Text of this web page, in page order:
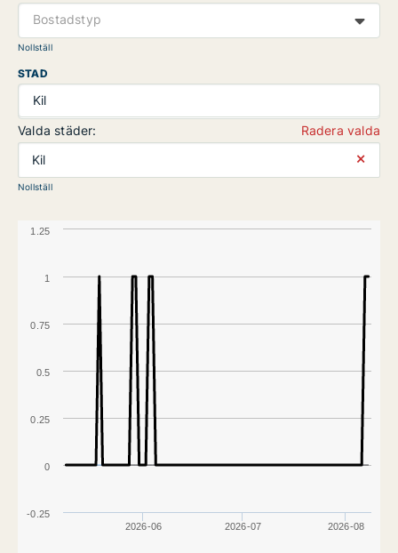
Bostadstyp
Nollställ
STAD
Kil
Valda städer:
Radera valda
Kil
⨯
Nollställ
2026-06 2026-07 2026-08
0
1
-0.25
0.25
0.5
0.75
1.25